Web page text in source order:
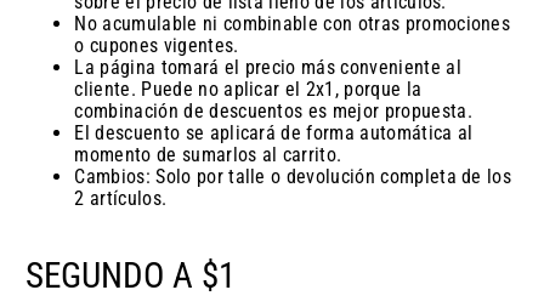
No acumulable ni combinable con otras promociones
o cupones vigentes.
La página tomará el precio más conveniente al
cliente. Puede no aplicar el 2x1, porque la
combinación de descuentos es mejor propuesta.
El descuento se aplicará de forma automática al
momento de sumarlos al carrito.
Cambios: Solo por talle o devolución completa de los
2 artículos.
SEGUNDO A $1